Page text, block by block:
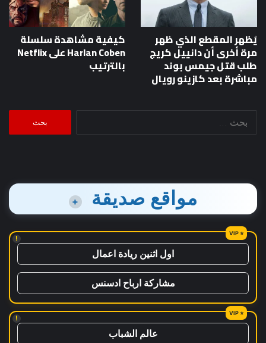
يُظهر المقطع الذي ظهر
مرة أخرى أن دانييل كريج
طلب قتل جيمس بوند
مباشرة بعد كازينو رويال
كيفية مشاهدة سلسلة
Harlan Coben على Netflix
بالترتيب
مواقع صديقة +
!
اول اثنين ريادة اعمال
مشاركة ارباح ادسنس
!
عالم الشباب